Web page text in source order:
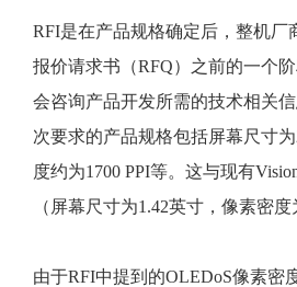
RFI是在产品规格确定后，整机厂
报价请求书（RFQ）之前的一个
会咨询产品开发所需的技术相关
次要求的产品规格包括屏幕尺寸
度约为1700 PPI等。这与现有
（屏幕尺寸为1.42英寸，像素密度
由于RFI中提到的OLEDoS像素密